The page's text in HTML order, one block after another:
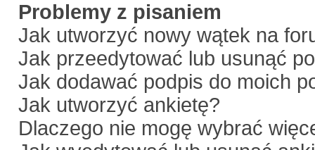
Problemy z pisaniem
Jak utworzyć nowy wątek na
Jak przeedytować lub usunąć
Jak dodawać podpis do moich
Jak utworzyć ankietę?
Dlaczego nie mogę wybrać